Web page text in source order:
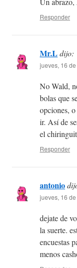
Responder
Mr.Ldijo:
jueves, 16
No Wald,
bolas que
opciones,
ir. Así de
el
Responder
antonio
jueves, 16
dejate de
la suerte.
encuestas
menos